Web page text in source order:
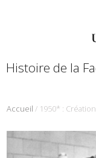
Histoire de la
Accueil /